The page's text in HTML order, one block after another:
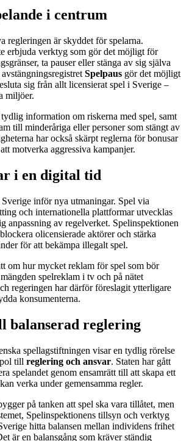
i centrum
regleringen är skyddet för spelarna.
erbjuda verktyg som gör det möjligt för
ta pauser eller stänga av sig själva
Spelpaus gör det möjligt
sig från allt licensierat spel i Sverige –
miljöer.
information om riskerna med spel, samt
till minderåriga eller personer som stängt av
har också skärpt reglerna för bonusar
motverka aggressiva kampanjer.
i en digital tid
inför nya utmaningar. Spel via
och internationella plattformar utvecklas
anpassning av regelverket. Spelinspektionen
olicensierade aktörer och stärka
för att bekämpa illegalt spel.
om hur mycket reklam för spel som bör
spelreklam i tv och på nätet
regeringen har därför föreslagit ytterligare
konsumenterna.
balanserad reglering
spellagstiftningen visar en tydlig rörelse
till reglering och ansvar. Staten har gått
spelandet genom ensamrätt till att skapa ett
verka under gemensamma regler.
på tanken att spel ska vara tillåtet, men
Spelinspektionens tillsyn och verktyg
hitta balansen mellan individens frihet
är en balansgång som kräver ständig